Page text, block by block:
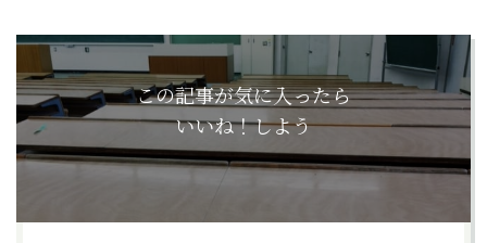
この記事が気に入ったら
いいね！しよう